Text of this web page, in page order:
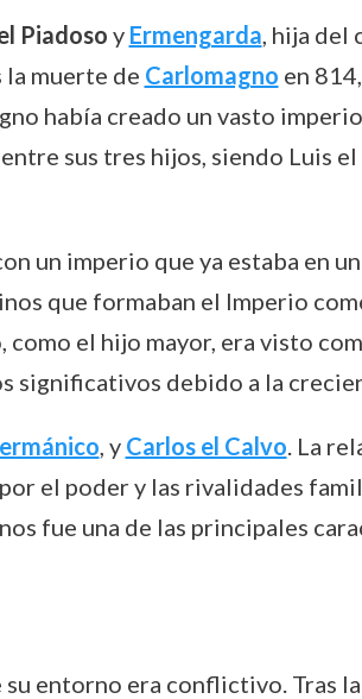
Piadoso y Ermengarda, hija del
muerte de Carlomagno en
había creado un vasto
sus tres hijos, siendo Luis
un imperio que ya estaba en
que formaban el Imperio
el hijo mayor, era visto
significativos debido a la
, y Carlos el Calvo. La
el poder y las rivalidades
fue una de las principales
entorno era conflictivo. Tras